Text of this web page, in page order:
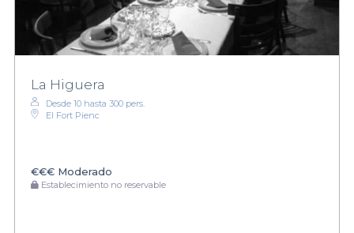
La Higuera
Desde 10 hasta 300 pers.
El Fort Pienc
€€€ Moderado
Establecimiento no reservable